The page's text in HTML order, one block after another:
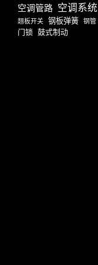
空调管路 空调系统
翘板开关 钢板弹簧 钢管
门锁 鼓式制动